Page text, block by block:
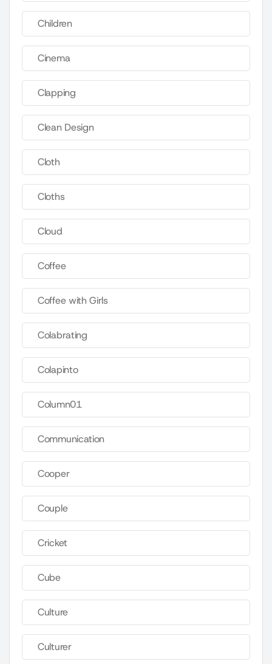
Children
Cinema
Clapping
Clean Design
Cloth
Cloths
Cloud
Coffee
Coffee with Girls
Colabrating
Colapinto
Column01
Communication
Cooper
Couple
Cricket
Cube
Culture
Culturer